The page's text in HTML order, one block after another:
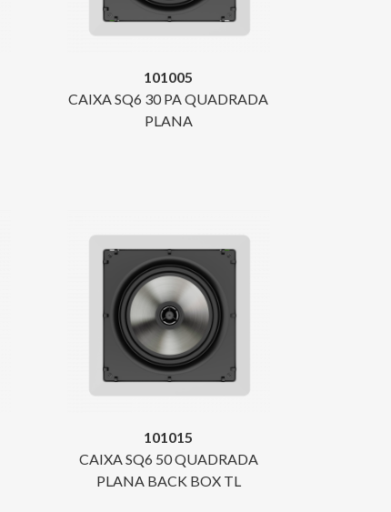
101005
CAIXA SQ6 30 PA QUADRADA
PLANA
101015
CAIXA SQ6 50 QUADRADA
PLANA BACK BOX TL